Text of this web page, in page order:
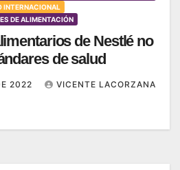
INTERNACIONAL
DE ALIMENTACIÓN
de Nestlé no
de salud
2022
VICENTE LACORZANA